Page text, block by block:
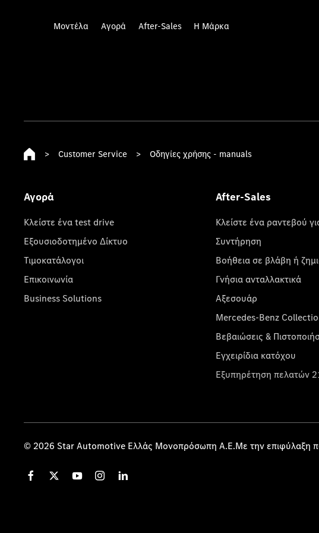
Μοντέλα Αγορά After-Sales Η Μάρκα
> Customer Service > Οδηγίες χρήσης - manuals
Αγορά
Κλείστε ένα test drive
Εξουσιοδοτημένο Δίκτυο
Τιμοκατάλογοι
Επικοινωνία
Business Solutions
After-Sales
Κλείστε ένα ραντεβού
Συντήρηση
Βοήθεια σε βλάβη ή
Γνήσια ανταλλακτικά
Αξεσουάρ
Mercedes-Benz
Βεβαιώσεις &
Εγχειρίδια κατόχου
Εξυπηρέτηση πελατών
© 2026 Star Automotive Ελλάς Μονοπρόσωπη Α.Ε.Με την επιφύλαξη